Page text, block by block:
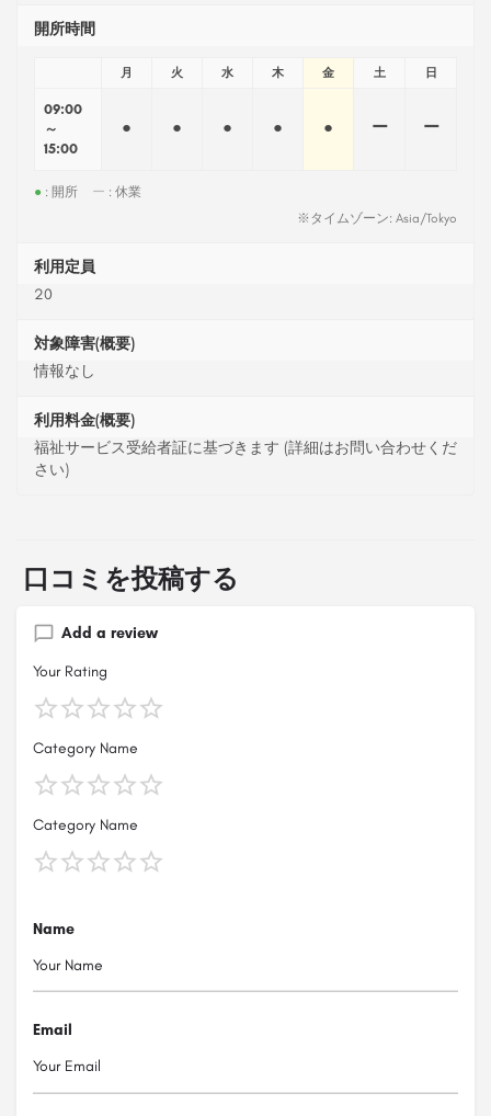
開所時間
月 火 水 木 金 土 日
09:00
～
15:00
● ● ● ● ● ー ー
● : 開所 ー : 休業
※タイムゾーン: Asia/Tokyo
利用定員
20
対象障害(概要)
情報なし
利用料金(概要)
福祉サービス受給者証に基づきます (詳細はお問い合わせくだ
さい)
口コミを投稿する
Add a review
Your Rating
Category Name
Category Name
Name
Email